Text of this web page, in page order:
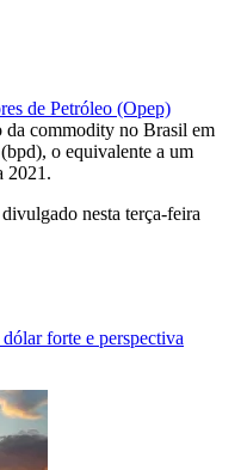
de Petróleo (Opep)
da commodity no Brasil em
o equivalente a um
2021.
nesta terça-feira
forte e perspectiva